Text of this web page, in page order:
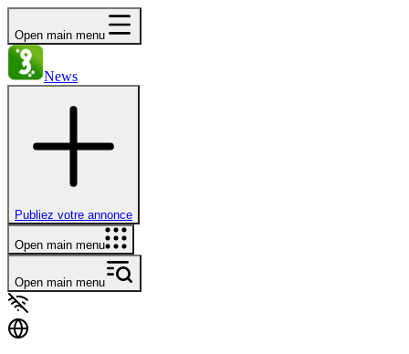
Open main menu
News
Publiez votre annonce
Open main menu
Open main menu